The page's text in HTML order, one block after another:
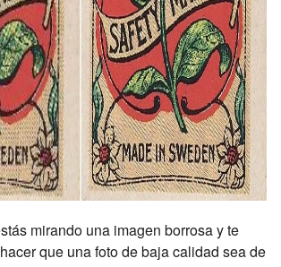
mirando una imagen borrosa y te
que una foto de baja calidad sea de